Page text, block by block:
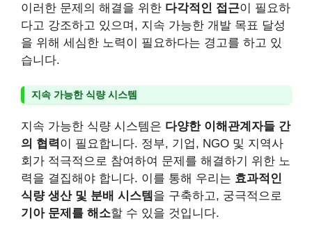
이러한 문제의 해결을 위한 다각적인 접근이 필요하
다고 강조하고 있으며, 지속 가능한 개발 목표 달성
을 위해 세심한 노력이 필요하다는 경고를 하고 있
습니다.
지속 가능한 식량 시스템
지속 가능한 식량 시스템은 다양한 이해관계자들 간
의 협력이 필요합니다. 정부, 기업, NGO 및 지역사
회가 적극적으로 참여하여 문제를 해결하기 위한 노
력을 결집해야 합니다. 이를 통해 우리는 효과적인
식량 생산 및 분배 시스템 을 구축하고, 궁극적으로
기아 문제를 해소할 수 있을 것입니다.